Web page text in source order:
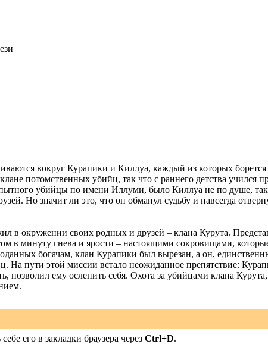
вокруг Курапики и Киллуа, каждый из которых борется
потомственных убийц, так что с раннего детства учился
убийцы по имени Иллуми, было Киллуа не по душе,
Но значит ли это, что он обманул судьбу и навсегда
в окружении своих родных и друзей – клана Курута.
в минуту гнева и ярости – настоящими сокровищами,
богачам, клан Курапики был вырезан, а он,
На пути этой миссии встало неожиданное препятствие:
позволил ему ослепить себя. Охота за убийцами клана
его в закладки браузера через Ctrl+D.